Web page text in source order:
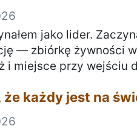
jako lider.
— zbiórkę żywności
i miejsce przy wejściu
że każdy jest na